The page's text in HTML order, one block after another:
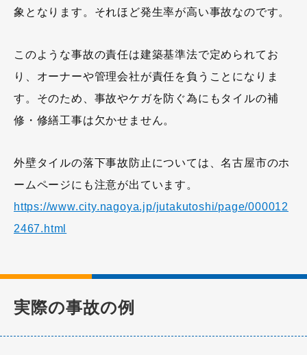
象となります。それほど発生率が高い事故なのです。
このような事故の責任は建築基準法で定められてお
り、オーナーや管理会社が責任を負うことになりま
す。そのため、事故やケガを防ぐ為にもタイルの補
修・修繕工事は欠かせません。
外壁タイルの落下事故防止については、名古屋市のホ
ームページにも注意が出ています。
https://www.city.nagoya.jp/jutakutoshi/page/000012
2467.html
実際の事故の例